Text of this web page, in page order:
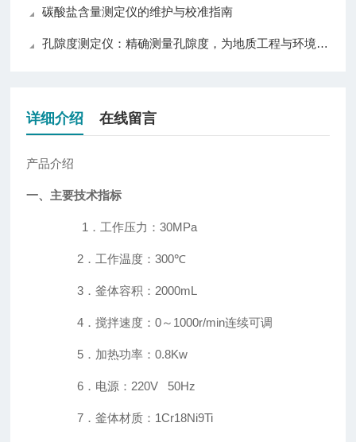
碳酸盐含量测定仪的维护与校准指南
孔隙度测定仪：精确测量孔隙度，为地质工程与环境科学提供可靠数据
详细介绍 在线留言
产品介绍
一、主要技术指标
1．工作压力： 30MPa
2．工作温度：300℃
3．釜体容积： 2000mL
4．搅拌速度：0～ 1000r/min连续可调
5．加热功率：0.8Kw
6．电源： 220V 50Hz
7．釜体材质： 1Cr18Ni9Ti